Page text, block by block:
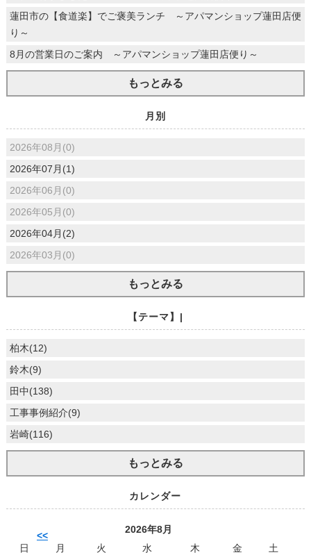
蓮田市の【食道楽】でご褒美ランチ ～アパマンショップ蓮田店便
り～
8月の営業日のご案内 ～アパマンショップ蓮田店便り～
もっとみる
月別
2026年08月(0)
2026年07月(1)
2026年06月(0)
2026年05月(0)
2026年04月(2)
2026年03月(0)
もっとみる
【テーマ】|
柏木(12)
鈴木(9)
田中(138)
工事事例紹介(9)
岩崎(116)
もっとみる
カレンダー
<<
2026年8月
日
月 火 水 木 金
土